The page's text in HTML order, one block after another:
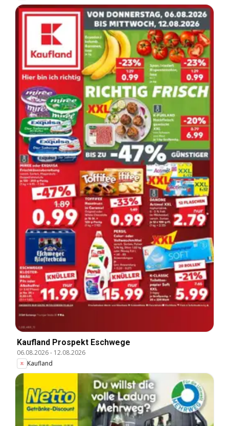
Kaufland Prospekt Eschwege
06.08.2026- 12.08.2026
Kaufland